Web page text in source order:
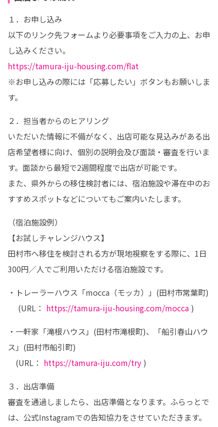
１．お申し込み
以下のリンク先フォームより必要事項をご入力の上、お申
https://tamura-iju-housing.com/flat
※お申し込みの際には「応募したい」ボタンもお願いしま
す。
２．担当者からのヒアリング
いただいた情報に不備がなく、出店可能な見込みがある出
店希望者様に向け、個別の説明会及び面談・審査を行いま
す。面談から最短で2週間程度で出店が可能です。
また、県外からの移住検討者には、宿泊施設や滞在中のお
すすめスポットなどについてもご案内いたします。
（宿泊施設例）
【お試しチャレンジハウス】
田村市へ移住を検討される方が現地視察をする際に、1日
300円／人でご利用いただける宿泊施設です。
・トレーラーハウス「mocca（モッカ）」(田村市常葉町)
(URL： https://tamura-iju-housing.com/mocca )
・一軒家「滝根ハウス」(田村市滝根町)、「船引春山ハウ
ス」(田村市船引町)
(URL： https://tamura-iju.com/try )
３．出店準備
審査を通過しましたら、出店準備となります。ふらっとで
は、公式Instagramでの告知協力をさせていただきます。